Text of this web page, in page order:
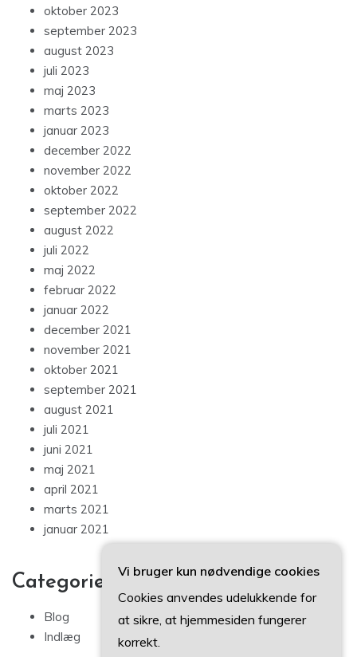
oktober 2023
september 2023
august 2023
juli 2023
maj 2023
marts 2023
januar 2023
december 2022
november 2022
oktober 2022
september 2022
august 2022
juli 2022
maj 2022
februar 2022
januar 2022
december 2021
november 2021
oktober 2021
september 2021
august 2021
juli 2021
juni 2021
maj 2021
april 2021
marts 2021
januar 2021
Categories
Blog
Indlæg
Vi bruger kun nødvendige cookies
Cookies anvendes udelukkende for
at sikre, at hjemmesiden fungerer
korrekt.